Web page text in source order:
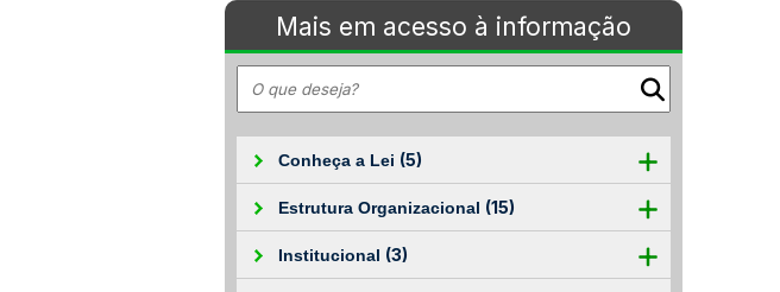
Mais em acesso à informação
Conheça a Lei (5)
Estrutura Organizacional (15)
Institucional (3)